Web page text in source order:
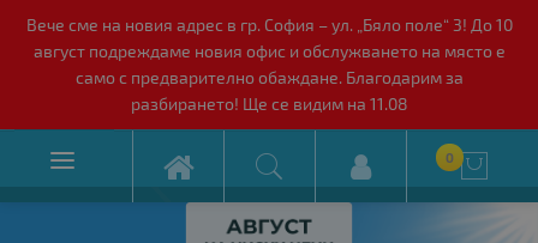
Вече сме на новия адрес в гр. София – ул. „Бяло поле“ 3! До 10
август подреждаме новия офис и обслужването на място е
само с предварително обаждане. Благодарим за
разбирането! Ще се видим на 11.08
 0 